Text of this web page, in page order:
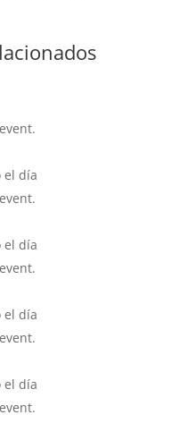
el día
el día
el día
el día